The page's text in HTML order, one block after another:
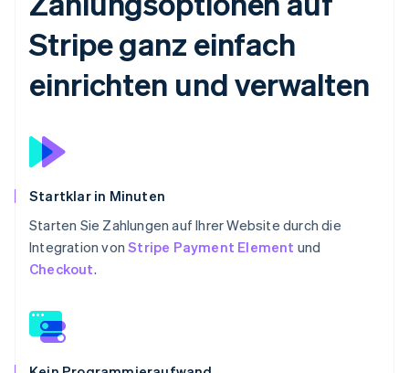
Stripe ganz einfach
einrichten und verwalten
Startklar in Minuten
Starten Sie Zahlungen auf Ihrer Website durch die
Integration vonStripe Payment Element und
Checkout.